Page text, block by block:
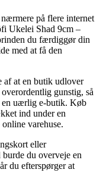
på flere internet
Ukelei Shad 9cm –
du færdiggør din
med at få den
at en butik udlover
gunstig, så
en uærlig e-butik. Køb
ind under en
varehuse.
eller
du overveje en
du efterspørger at